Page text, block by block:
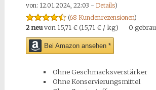
von: 12.01.2024, 22:03 - Details)
(68 Kundenrezensionen)
2 neuvon 15,71 € (15,71 € / kg) 0
Bei Amazon ansehen *
Ohne Geschmacksverstärker
Ohne Konservierungsmittel